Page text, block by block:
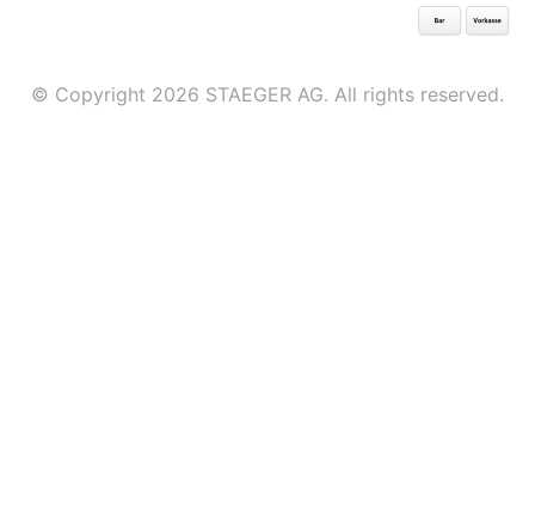
© Copyright 2026 STAEGER AG. All rights reserved.